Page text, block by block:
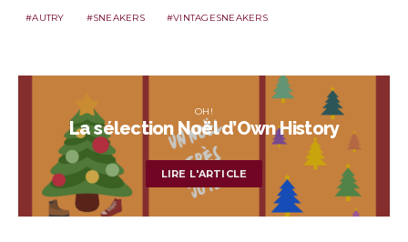
AUTRY SNEAKERS VINTAGESNEAKERS
OH!
La sélection Noël d’Own History
LIRE L'ARTICLE